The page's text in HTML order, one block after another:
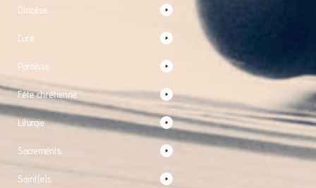
Diocèse
Curé
Paroisse
Fête chrétienne
Liturgie
Sacrements
Saint(e)s